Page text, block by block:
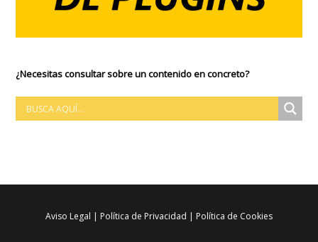
¿Necesitas consultar sobre un contenido en concreto?
Aviso Legal | Política de Privacidad | Política de Cookies